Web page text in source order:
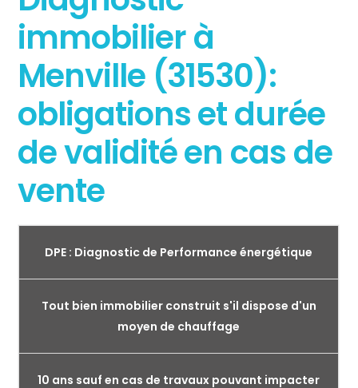
immobilier à
Menville (31530):
obligations et durée
de validité en cas de
vente
DPE : Diagnostic de Performance énergétique
Tout bien immobilier construit s'il dispose d'un
moyen de chauffage
10 ans sauf en cas de travaux pouvant impacter